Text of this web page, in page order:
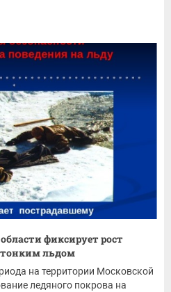
фиксирует рост
тонким льдом
на территории Московской
ледяного покрова на